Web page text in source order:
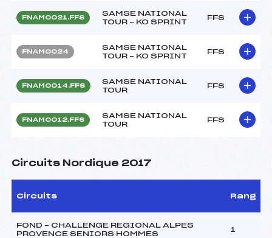
FNAM0021.FFS
SAMSE NATIONAL
TOUR – KO SPRINT
FFS
FNAM0024
SAMSE NATIONAL
TOUR – KO SPRINT
FFS
FNAM0014.FFS
SAMSE NATIONAL
TOUR
FFS
FNAM0012.FFS
SAMSE NATIONAL
TOUR
FFS
Circuits Nordique 2017
Circuits Rang
FOND – CHALLENGE REGIONAL ALPES
PROVENCE SENIORS HOMMES
1